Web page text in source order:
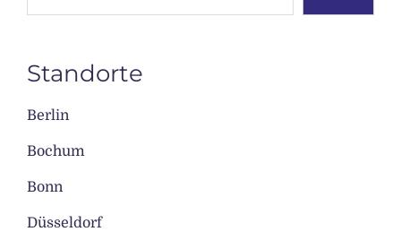
Standorte
Berlin
Bochum
Bonn
Düsseldorf